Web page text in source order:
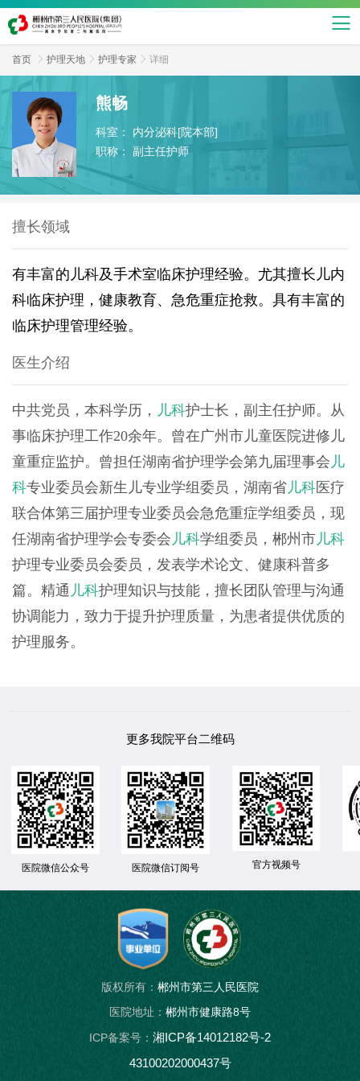
首页  护理天地  护理专家  详细
熊畅
科室：
内分泌科[院本部]
职称： 副主任护师
擅长领域
有丰富的儿科及手术室临床护理经验。尤其擅长儿内
科临床护理，健康教育、急危重症抢救。具有丰富的
临床护理管理经验。
医生介绍
中共党员，本科学历， 儿科护士长，副主任护师。从
事临床护理工作20余年。曾在广州市儿童医院进修儿
童重症监护。曾担任湖南省护理学会第九届理事会 儿
科专业委员会新生儿专业学组委员，湖南省儿科医疗
联合体第三届护理专业委员会急危重症学组委员，现
任湖南省护理学会专委会 儿科学组委员，郴州市儿科
护理专业委员会委员，发表学术论文、健康科普多
篇。精通 儿科护理知识与技能，擅长团队管理与沟通
协调能力，致力于提升护理质量，为患者提供优质的
护理服务。
更多我院平台二维码
医院微信公众号 医院微信订阅号 官方视频号
版权所有： 郴州市第三人民医院
医院地址： 郴州市健康路8号
ICP备案号： 湘ICP备14012182号-2
43100202000437号